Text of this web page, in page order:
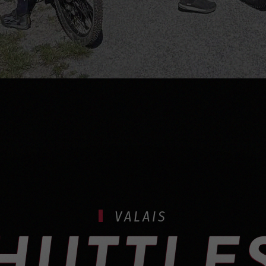
VALAIS